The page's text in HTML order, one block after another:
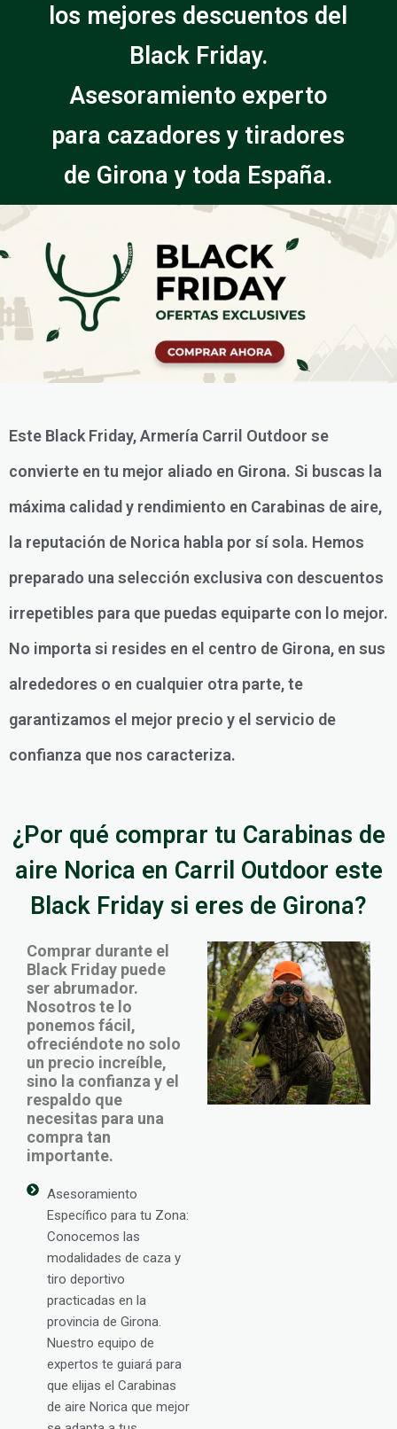
los mejores descuentos del
Black Friday.
Asesoramiento experto
para cazadores y tiradores
de Girona y toda España.
Este Black Friday, Armería Carril Outdoor se
convierte en tu mejor aliado en Girona. Si buscas la
máxima calidad y rendimiento en Carabinas de aire,
la reputación de Norica habla por sí sola. Hemos
preparado una selección exclusiva con descuentos
irrepetibles para que puedas equiparte con lo mejor.
No importa si resides en el centro de Girona, en sus
alrededores o en cualquier otra parte, te
garantizamos el mejor precio y el servicio de
confianza que nos caracteriza.
¿Por qué comprar tu Carabinas de
aire Norica en Carril Outdoor este
Black Friday si eres de Girona?
Comprar durante el
Black Friday puede
ser abrumador.
Nosotros te lo
ponemos fácil,
ofreciéndote no solo
un precio increíble,
sino la confianza y el
respaldo que
necesitas para una
compra tan
importante.
Asesoramiento
Específico para tu Zona:
Conocemos las
modalidades de caza y
tiro deportivo
practicadas en la
provincia de Girona.
Nuestro equipo de
expertos te guiará para
que elijas el Carabinas
de aire Norica que mejor